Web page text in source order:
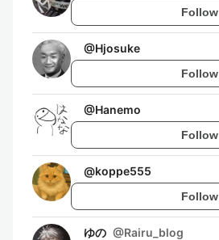
Follow
@Hjosuke
Follow
@Hanemo
Follow
@koppe555
Follow
ゆの @Rairu_blog